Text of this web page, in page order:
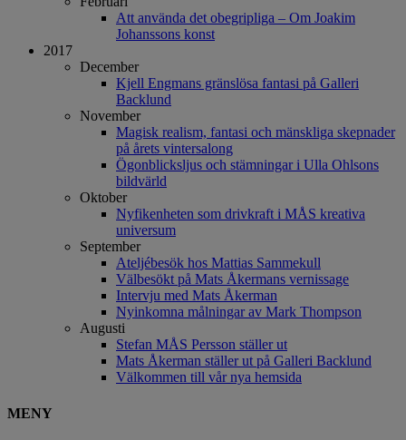
Att använda det obegripliga – Om Joakim
Johanssons konst
2017
December
Kjell Engmans gränslösa fantasi på Galleri
Backlund
November
Magisk realism, fantasi och mänskliga skepnader
på årets vintersalong
Ögonblicksljus och stämningar i Ulla Ohlsons
bildvärld
Oktober
Nyfikenheten som drivkraft i MÅS kreativa
universum
September
Ateljébesök hos Mattias Sammekull
Välbesökt på Mats Åkermans vernissage
Intervju med Mats Åkerman
Nyinkomna målningar av Mark Thompson
Augusti
Stefan MÅS Persson ställer ut
Mats Åkerman ställer ut på Galleri Backlund
Välkommen till vår nya hemsida
MENY